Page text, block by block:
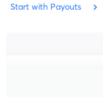
Start with Payouts